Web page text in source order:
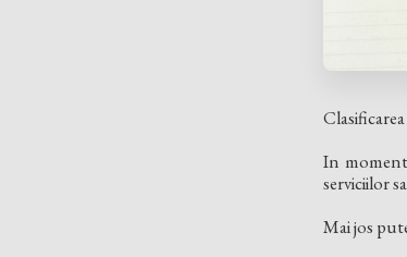
In
serviciilor
Mai jos